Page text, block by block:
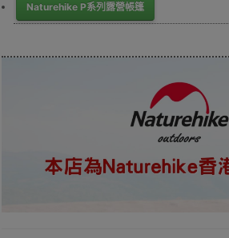
Naturehike P系列露營帳篷